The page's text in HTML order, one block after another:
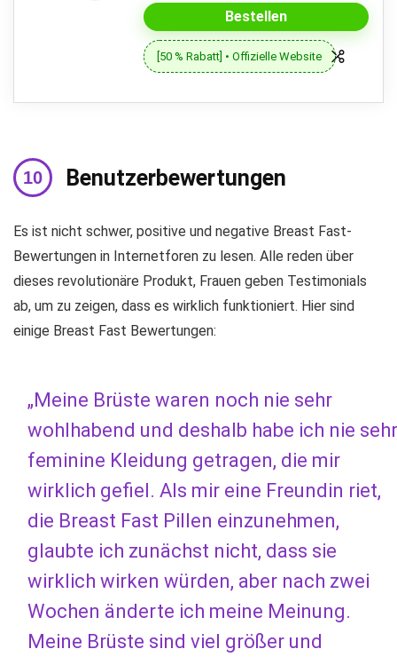
Bestellen
[50 % Rabatt] • Offizielle Website
Benutzerbewertungen
Es ist nicht schwer, positive und negative Breast Fast-
Bewertungen in Internetforen zu lesen. Alle reden über
dieses revolutionäre Produkt, Frauen geben Testimonials
ab, um zu zeigen, dass es wirklich funktioniert. Hier sind
einige Breast Fast Bewertungen:
„Meine Brüste waren noch nie sehr
wohlhabend und deshalb habe ich nie sehr
feminine Kleidung getragen, die mir
wirklich gefiel. Als mir eine Freundin riet,
die Breast Fast Pillen einzunehmen,
glaubte ich zunächst nicht, dass sie
wirklich wirken würden, aber nach zwei
Wochen änderte ich meine Meinung.
Meine Brüste sind viel größer und